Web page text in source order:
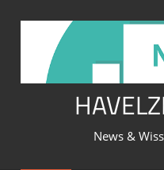
springen
News &